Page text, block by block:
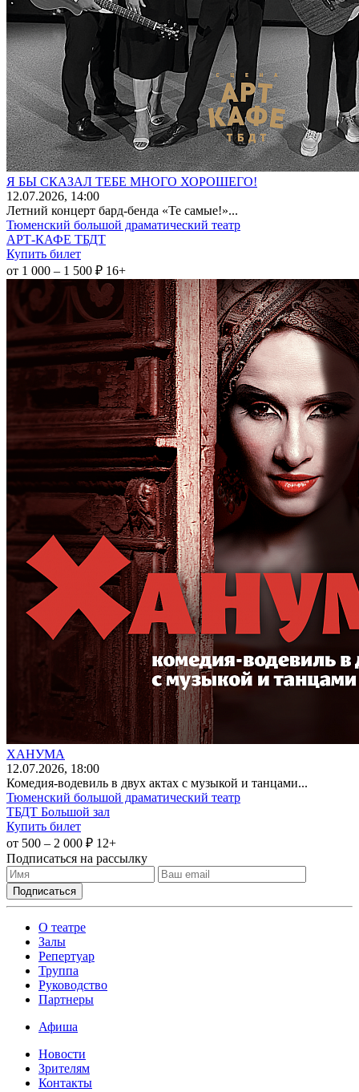
Я БЫ СКАЗАЛ ТЕБЕ МНОГО ХОРОШЕГО!
12.07.2026, 14:00
Летний концерт бард-бенда «Те самые!»...
Тюменский большой драматический театр
АРТ-КАФЕ ТБДТ
Купить билет
от 1 000 – 1 500 ₽ 16+
ХАНУМА
12.07.2026, 18:00
Комедия-водевиль в двух актах с музыкой и танцами...
Тюменский большой драматический театр
ТБДТ Большой зал
Купить билет
от 500 – 2 000 ₽ 12+
Подписаться на рассылку
О театре
Залы
Репертуар
Труппа
Руководство
Партнеры
Афиша
Новости
Зрителям
Контакты